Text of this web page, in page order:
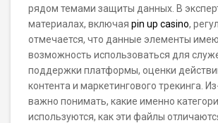
рядом темами защиты данных. В
материалах, включая pin up casino,
отмечается, что данные элементы
возможность использоваться для
поддержки платформы, оценки
контента и маркетингового трекинга.
важно понимать, какие именно
используются, как эти файлы